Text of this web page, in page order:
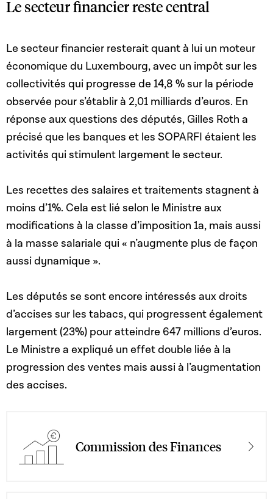
Le secteur financier reste central
Le secteur financier resterait quant à lui un moteur
économique du Luxembourg, avec un impôt sur les
collectivités qui progresse de 14,8 % sur la période
observée pour s’établir à 2,01 milliards d’euros. En
réponse aux questions des députés, Gilles Roth a
précisé que les banques et les SOPARFI étaient les
activités qui stimulent largement le secteur.
Les recettes des salaires et traitements stagnent à
moins d’1%. Cela est lié selon le Ministre aux
modifications à la classe d’imposition 1a, mais aussi
à la masse salariale qui « n’augmente plus de façon
aussi dynamique ».
Les députés se sont encore intéressés aux droits
d’accises sur les tabacs, qui progressent également
largement (23%) pour atteindre 647 millions d’euros.
Le Ministre a expliqué un effet double liée à la
progression des ventes mais aussi à l’augmentation
des accises.
Commission des Finances